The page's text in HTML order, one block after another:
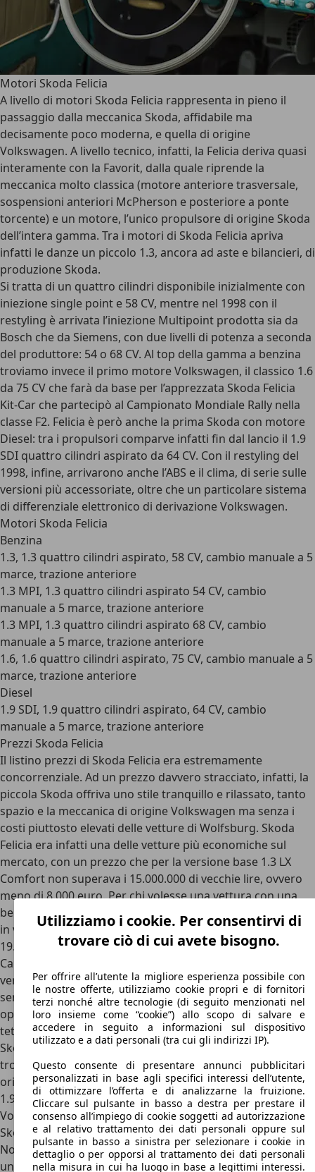
Motori Skoda Felicia
A livello di motori Skoda Felicia rappresenta in pieno il
passaggio dalla meccanica Skoda, affidabile ma
decisamente poco moderna, e quella di origine
Volkswagen. A livello tecnico, infatti, la Felicia deriva quasi
interamente con la Favorit, dalla quale riprende la
meccanica molto classica (motore anteriore trasversale,
sospensioni anteriori McPherson e posteriore a ponte
torcente) e un motore, l’unico propulsore di origine Skoda
dell’intera gamma. Tra i motori di Skoda Felicia apriva
infatti le danze un piccolo 1.3, ancora ad aste e bilancieri, di
produzione Skoda.
Si tratta di un quattro cilindri disponibile inizialmente con
iniezione single point e 58 CV, mentre nel 1998 con il
restyling è arrivata l’iniezione Multipoint prodotta sia da
Bosch che da Siemens, con due livelli di potenza a seconda
del produttore: 54 o 68 CV. Al top della gamma a benzina
troviamo invece il primo motore Volkswagen, il classico 1.6
da 75 CV che farà da base per l’apprezzata Skoda Felicia
Kit-Car che partecipò al Campionato Mondiale Rally nella
classe F2. Felicia è però anche la prima Skoda con motore
Diesel: tra i propulsori comparve infatti fin dal lancio il 1.9
SDI quattro cilindri aspirato da 64 CV. Con il restyling del
1998, infine, arrivarono anche l’ABS e il clima, di serie sulle
versioni più accessoriate, oltre che un particolare sistema
di differenziale elettronico di derivazione Volkswagen.
Motori Skoda Felicia
Benzina
1.3, 1.3 quattro cilindri aspirato, 58 CV, cambio manuale a 5
marce, trazione anteriore
1.3 MPI, 1.3 quattro cilindri aspirato 54 CV, cambio
manuale a 5 marce, trazione anteriore
1.3 MPI, 1.3 quattro cilindri aspirato 68 CV, cambio
manuale a 5 marce, trazione anteriore
1.6, 1.6 quattro cilindri aspirato, 75 CV, cambio manuale a 5
marce, trazione anteriore
Diesel
1.9 SDI, 1.9 quattro cilindri aspirato, 64 CV, cambio
manuale a 5 marce, trazione anteriore
Prezzi Skoda Felicia
Il listino prezzi di Skoda Felicia era estremamente
concorrenziale. Ad un prezzo davvero stracciato, infatti, la
piccola Skoda offriva uno stile tranquillo e rilassato, tanto
spazio e la meccanica di origine Volkswagen ma senza i
costi piuttosto elevati delle vetture di Wolfsburg. Skoda
Felicia era infatti una delle vetture più economiche sul
mercato, con un prezzo che per la versione base 1.3 LX
Comfort non superava i 15.000.000 di vecchie lire, ovvero
meno di 8.000 euro. Per chi volesse una vettura con una
bella dotazione e un motore vivace, invece, la 1.6 da 75 CV
in versione top di gamma GLX Comfort arrivava a
19.495.000 lire, ovvero poco più di 10.000 euro.
Capace di scattare da 0 a 100 km/h in 12 secondi, questa
versione top di gamma è dotata di chiusura centralizzata,
servosterzo, vetri elettrici, airbag per il guidatore e, tra gli
optional, cerchi in lega da 13 pollici, clima manuale e
tettuccio apribile. E oggi, invece, quali sono i prezzi di
Skoda Felicia? La berlina ceca non è tra le più facili da
trovare, ma i prezzi sono decisamente ridotti: il 1.3 di
origine Skoda si trova a meno di 1.000 euro, così come le
1.9 Diesel, mentre la 1.6 quattro cilindri di origine
Volkswagen può arrivare a 1.500/2.000 euro.
Skoda Felicia: concorrenti e conclusioni
Nonostante il suo stile dimesso possa far pensare ad
un’automobile dalla scarsa importanza e non così valida,
Utilizziamo i cookie. Per consentirvi di
trovare ciò di cui avete bisogno.
Per offrire all’utente la migliore esperienza possibile con
le nostre offerte, utilizziamo cookie propri e di fornitori
terzi nonché altre tecnologie (di seguito menzionati nel
loro insieme come “cookie”) allo scopo di salvare e
accedere in seguito a informazioni sul dispositivo
utilizzato e a dati personali (tra cui gli indirizzi IP).
Questo consente di presentare annunci pubblicitari
personalizzati in base agli specifici interessi dell’utente,
di ottimizzare l’offerta e di analizzarne la fruizione.
Cliccare sul pulsante in basso a destra per prestare il
consenso all’impiego di cookie soggetti ad autorizzazione
e al relativo trattamento dei dati personali oppure sul
pulsante in basso a sinistra per selezionare i cookie in
dettaglio o per opporsi al trattamento dei dati personali
nella misura in cui ha luogo in base a legittimi interessi.